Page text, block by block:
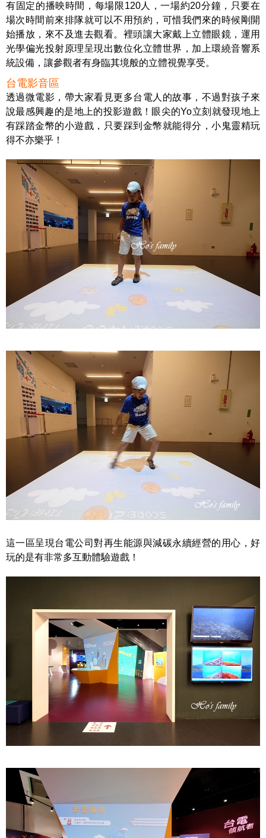
有固定的播映時間，每場限120人，一場約20分鐘，只要在
場次時間前來排隊就可以不用預約，可惜我們來的時候剛開
始播放，來不及進去觀看。裡頭讓大家戴上立體眼鏡，運用
光學偏光投射原理呈現出數位化立體世界，加上環繞音響系
統設備，讓參觀者有身臨其境般的立體視覺享受。
台電影音區
透過微電影，帶大家看見更多台電人的故事，不過對孩子來
說最感興趣的是地上的投影遊戲！眼尖的Yo立刻就發現地上
有踩踏金幣的小遊戲，只要踩到金幣就能得分，小鬼靈精玩
得不亦樂乎！
這一區呈現台電公司對再生能源與減碳永續經營的用心，好
玩的是有非常多互動體驗遊戲！